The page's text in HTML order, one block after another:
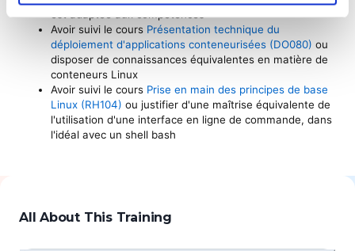
est adaptée aux compétences
Avoir suivi le cours Présentation technique du
déploiement d'applications conteneurisées (DO080) ou
disposer de connaissances équivalentes en matière de
conteneurs Linux
Avoir suivi le cours Prise en main des principes de base
Linux (RH104) ou justifier d'une maîtrise équivalente de
l'utilisation d'une interface en ligne de commande, dans
l'idéal avec un shell bash
All About This Training